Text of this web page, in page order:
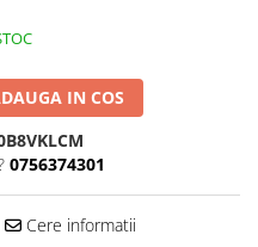
IN COS
0756374301
Cere informatii